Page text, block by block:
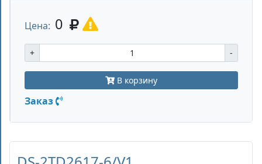
Цена: 0
+ -
В корзину
Заказ